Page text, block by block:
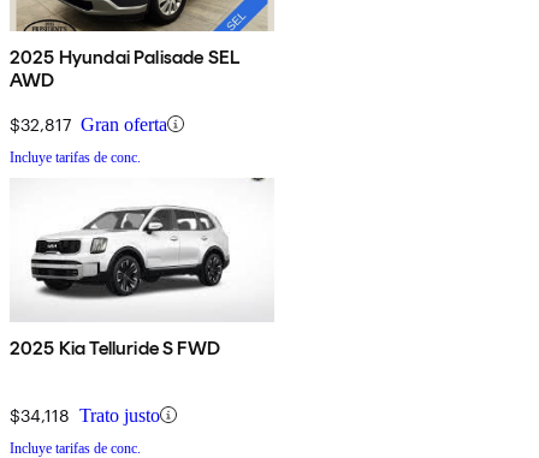
2025 Hyundai Palisade SEL
AWD
$32,817 Gran oferta
Incluye tarifas de conc.
2025 Kia Telluride S FWD
$34,118 Trato justo
Incluye tarifas de conc.